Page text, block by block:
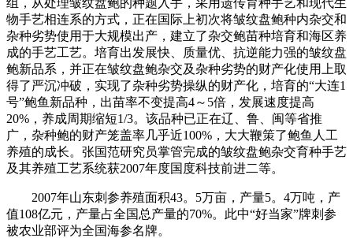
物手艺相连系的方式，正在国际上初次将皱纹盘鲍种内杂交和
杂种劣势使用于大规模出产，建立了杂交鲍苗种培育和海区养
成的手艺工艺。培育出发展快、质量优、抗逆能力强的皱纹盘
鲍新品系，并正在皱纹盘鲍杂交及杂种劣势的财产化使用上取
得了严沉冲破，实现了杂种劣势操纵的财产化，培育的“大连1
号”鲍鱼新品种，出苗率不变提高4～5倍，发展速度提高
20%，养成周期缩短1/3。该品种已正在辽、鲁、闽等省推
广，杂种鲍的财产笼盖率几乎近100%，大大鞭策了鲍鱼人工
养殖的成长。张国范研究员掌管完成的皱纹盘鲍杂交育种手艺
及其养殖工艺系统获2007年度国度科技前进二等。
2007年山东刺参养殖面积43。5万亩，产量5。4万吨，产
值108亿元，产量占全国总产量的70%。此中“好当家”牌刺参
被农业部评为全国海参名牌。